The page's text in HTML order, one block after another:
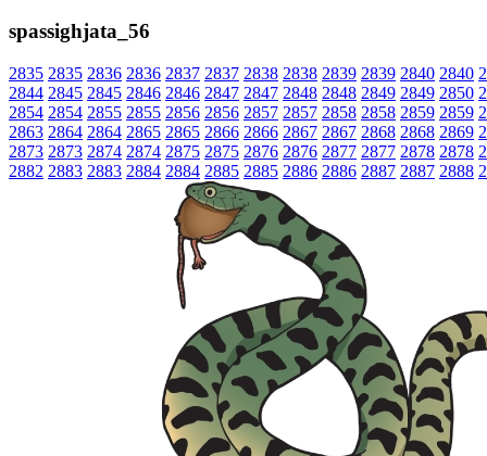
spassighjata_56
2835 2835 2836 2836 2837 2837 2838 2838 2839 2839 2840 2840
2844 2845 2845 2846 2846 2847 2847 2848 2848 2849 2849 2850
2854 2854 2855 2855 2856 2856 2857 2857 2858 2858 2859 2859
2863 2864 2864 2865 2865 2866 2866 2867 2867 2868 2868 2869
2873 2873 2874 2874 2875 2875 2876 2876 2877 2877 2878 2878
2882 2883 2883 2884 2884 2885 2885 2886 2886 2887 2887 2888